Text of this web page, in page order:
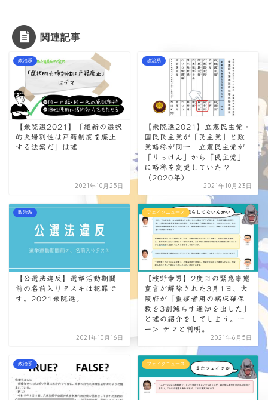
関連記事
政治系
【衆院選2021】「維新の選択
的夫婦別性は戸籍制度を廃止
する法案だ」は嘘
2021年10月25日
政治系
【衆院選2021】立憲民主党・
国民民主党が「民主党」と政
党略称が同一 立憲民主党が
「りっけん」から「民主党」
に略称を変更していた!?
（2020年）
2021年10月23日
政治系
【公選法違反】選挙活動期間
前の名前入りタスキは犯罪で
す。2021衆院選。
2021年10月16日
フェイクニュース
【枝野幸男】2度目の緊急事態
宣言が解除された3月1日、大
阪府が「重症者用の病床確保
数を3割減らす通知を出した」
と嘘の紹介をしてしまう。ー
ー＞ デマと判明。
2021年6月5日
政治系 フェイクニュース